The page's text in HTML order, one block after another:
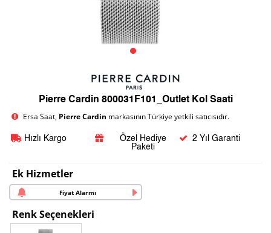
Pierre Cardin 800031F101_Outlet Kol Saati
Ersa Saat, Pierre Cardin markasının Türkiye yetkili satıcısıdır.
Hızlı Kargo
Özel Hediye
Paketi
2 Yıl Garanti
Ek Hizmetler
Fiyat Alarmı
Renk Seçenekleri